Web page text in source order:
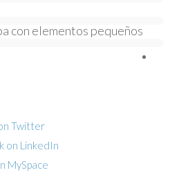
con elementos pequeños